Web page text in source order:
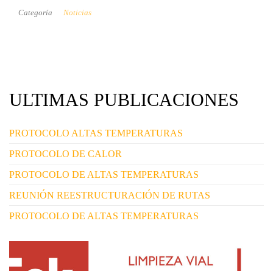
Categoría Noticias
ULTIMAS PUBLICACIONES
PROTOCOLO ALTAS TEMPERATURAS
PROTOCOLO DE CALOR
PROTOCOLO DE ALTAS TEMPERATURAS
REUNIÓN REESTRUCTURACIÓN DE RUTAS
PROTOCOLO DE ALTAS TEMPERATURAS